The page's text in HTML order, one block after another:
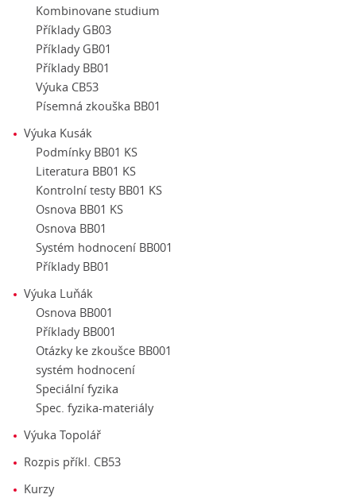
Kombinovane studium
Příklady GB03
Příklady GB01
Příklady BB01
Výuka CB53
Písemná zkouška BB01
Výuka Kusák
Podmínky BB01 KS
Literatura BB01 KS
Kontrolní testy BB01 KS
Osnova BB01 KS
Osnova BB01
Systém hodnocení BB001
Příklady BB01
Výuka Luňák
Osnova BB001
Příklady BB001
Otázky ke zkoušce BB001
systém hodnocení
Speciální fyzika
Spec. fyzika-materiály
Výuka Topolář
Rozpis příkl. CB53
Kurzy